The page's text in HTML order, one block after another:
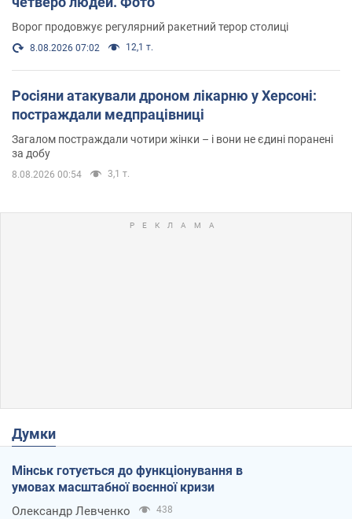
Ворог продовжує регулярний ракетний терор столиці
8.08.2026 07:02 12,1 т.
Росіяни атакували дроном лікарню у Херсоні:
постраждали медпрацівниці
Загалом постраждали чотири жінки – і вони не єдині поранені
за добу
8.08.2026 00:54 3,1 т.
Думки
Мінськ готується до функціонування в
умовах масштабної воєнної кризи
Олександр Левченко 438